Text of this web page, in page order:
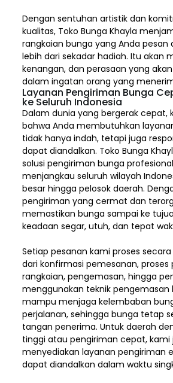
Dengan sentuhan artistik dan
kualitas, Toko Bunga Khayla
rangkaian bunga yang Anda pesan
lebih dari sekadar hadiah. Itu akan
kenangan, dan perasaan yang
dalam ingatan orang yang
Layanan Pengiriman Bunga
ke Seluruh Indonesia
Dalam dunia yang bergerak cepat,
bahwa Anda membutuhkan
tidak hanya indah, tetapi juga
dapat diandalkan. Toko Bunga
solusi pengiriman bunga
menjangkau seluruh wilayah
besar hingga pelosok daerah.
pengiriman yang cermat dan
memastikan bunga sampai ke
keadaan segar, utuh, dan tepat
Setiap pesanan kami proses
dari konfirmasi pemesanan, proses
rangkaian, pengemasan, hingga
menggunakan teknik pengemasan
mampu menjaga kelembaban
perjalanan, sehingga bunga tetap
tangan penerima. Untuk daerah
tinggi atau pengiriman cepat, kami
menyediakan layanan pengiriman
dapat diandalkan dalam waktu